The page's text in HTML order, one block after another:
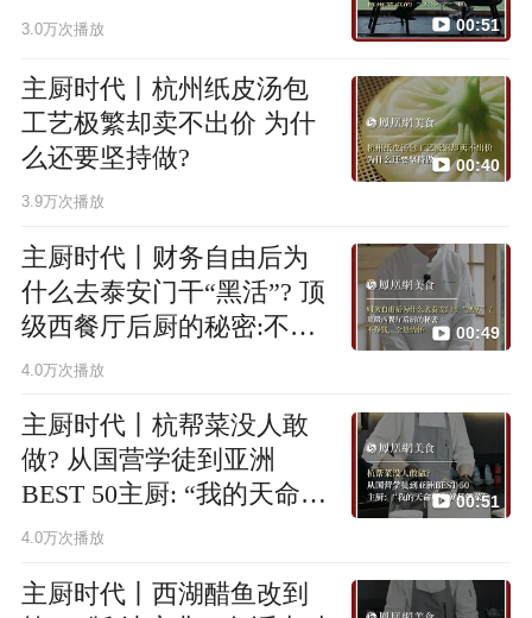
3.0万次播放 00:51
主厨时代丨杭州纸皮汤包
工艺极繁却卖不出价 为什
么还要坚持做?
3.9万次播放
00:40
主厨时代丨财务自由后为
什么去泰安门干“黑活”? 顶
级西餐厅后厨的秘密:不挣
钱，全是情怀
4.0万次播放
00:49
主厨时代丨杭帮菜没人敢
做? 从国营学徒到亚洲
BEST 50主厨: “我的天命所
向就是做菜”
4.0万次播放
00:51
主厨时代丨西湖醋鱼改到